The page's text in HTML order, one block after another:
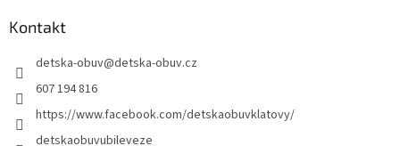
Kontakt
detska-obuv@detska-obuv.cz
607 194 816
https://www.facebook.com/detskaobuvklatovy/
detskaobuvubileveze